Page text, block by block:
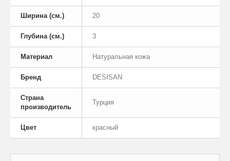
Ширина (см.) 20
Глубина (см.) 3
Материал Натуральная кожа
Бренд DESISAN
Страна
производитель
Турция
Цвет красный